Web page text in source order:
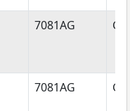
7081AG
7081AG